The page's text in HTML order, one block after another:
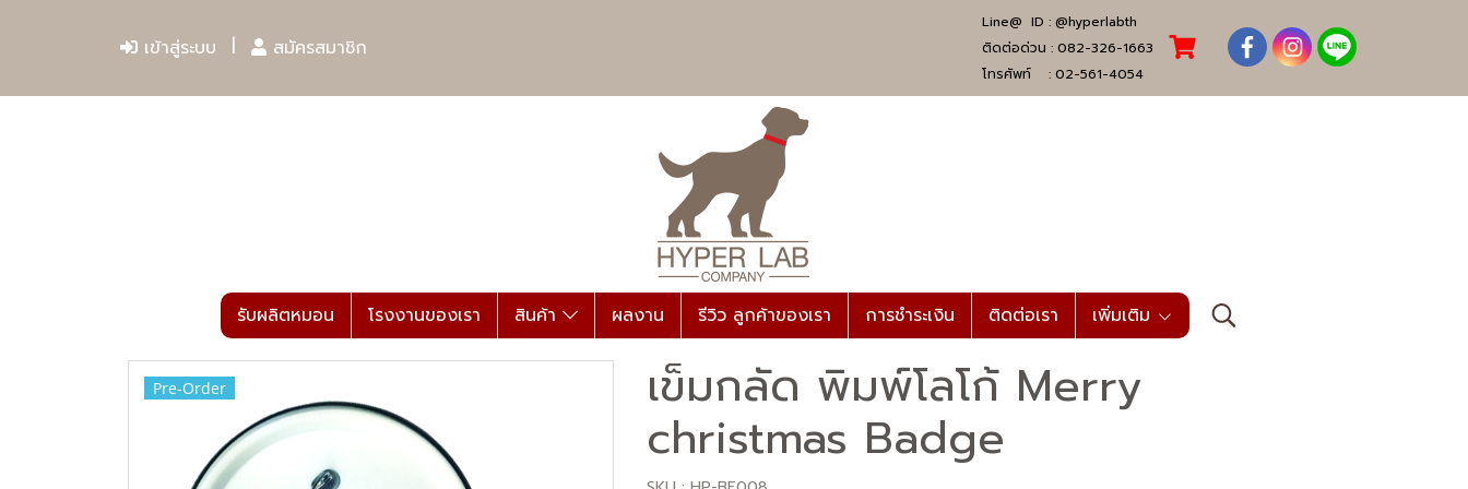
เข้าสู่ระบบ สมัครสมาชิก
Line@ ID : @hyperlabth
ติดต่อด่วน : 082-326-1663
โทรศัพท์ : 02-561-4054
รับผลิตหมอน โรงงานของเรา สินค้า ผลงาน รีวิว ลูกค้าของเรา การชำระเงิน ติดต่อเรา เพิ่มเติม
Pre-Order เข็มกลัด พิมพ์โลโก้ Merry
christmas Badge